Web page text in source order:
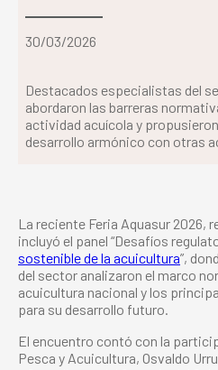
30/03/2026
Destacados especialistas del
abordaron las barreras
actividad acuícola y
desarrollo armónico con otras
La reciente Feria Aquasur 2026,
incluyó el panel “Desafíos
sostenible de la acuicultura”,
del sector analizaron el marco
acuicultura nacional y los
para su desarrollo futuro.
El encuentro contó con la
Pesca y Acuicultura, Osvaldo